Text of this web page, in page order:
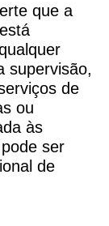
que a
supervisão,
de
ou
às
ser
de